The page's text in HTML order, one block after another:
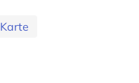
Karte